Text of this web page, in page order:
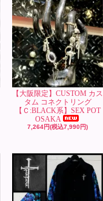
【大阪限定】CUSTOM カス
タム コネクトリング
【Ｃ:BLACK系】SEX POT
OSAKA
7,264円(税込7,990円)